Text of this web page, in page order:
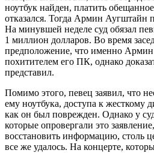
ноутбук найден, платить
отказался. Тогда Армин Аугштайн
На минувшей неделе суд обязал
1 миллион долларов. Во время
предположение, что именно Армин
похитителем его ПК, однако
представил.
Помимо этого, певец заявил, что
ему ноутбука, доступа к жесткому
как он был поврежден. Однако у
которые опровергали это
восстановить информацию, столь
все же удалось. На концерте,